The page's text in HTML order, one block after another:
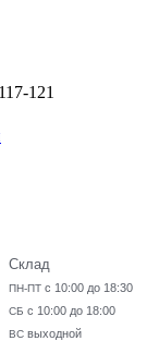
121
Склад
ПН-ПТ с 10:00 до 18:30
СБ с 10:00 до 18:00
ВС выходной